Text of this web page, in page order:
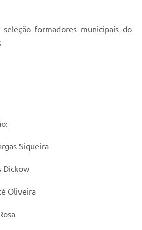
formadores municipais do
Siqueira
Dickow
Oliveira